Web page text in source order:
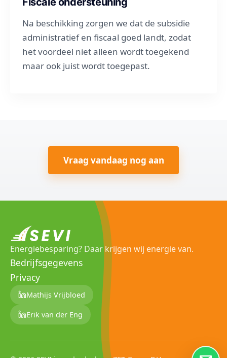
Na beschikking zorgen we dat de subsidie
administratief en fiscaal goed landt, zodat
het voordeel niet alleen wordt toegekend
maar ook juist wordt toegepast.
Vraag vandaag nog aan
Energiebesparing? Daar krijgen wij energie van.
Bedrijfsgegevens
Privacy
Mathijs Vrijbloed
Erik van der Eng